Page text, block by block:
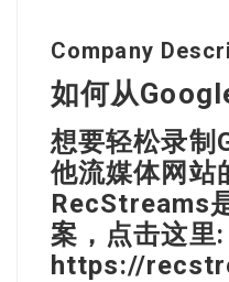
Company
如何从
想要轻松录制
他流媒体网站
RecStreams
案，点击这里:
https://